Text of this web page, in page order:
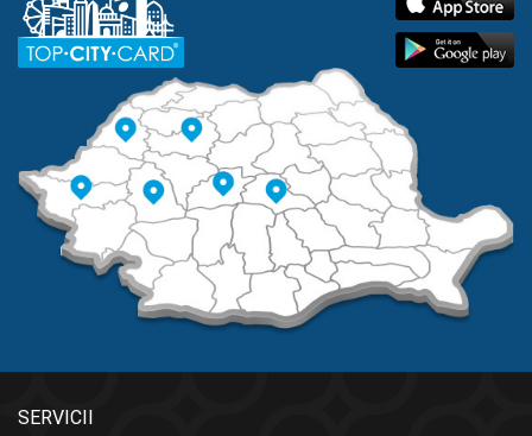
SERVICII